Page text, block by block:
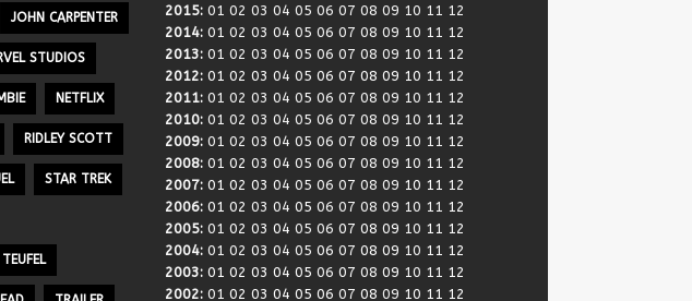
JOHN CARPENTER
STUDIOS
NETFLIX
RIDLEY SCOTT
STAR TREK
2015: 01 02 03 04 05 06 07 08 09 10 11 12
2014: 01 02 03 04 05 06 07 08 09 10 11 12
2013: 01 02 03 04 05 06 07 08 09 10 11 12
2012: 01 02 03 04 05 06 07 08 09 10 11 12
2011: 01 02 03 04 05 06 07 08 09 10 11 12
2010: 01 02 03 04 05 06 07 08 09 10 11 12
2009: 01 02 03 04 05 06 07 08 09 10 11 12
2008: 01 02 03 04 05 06 07 08 09 10 11 12
2007: 01 02 03 04 05 06 07 08 09 10 11 12
2006: 01 02 03 04 05 06 07 08 09 10 11 12
2005: 01 02 03 04 05 06 07 08 09 10 11 12
2004: 01 02 03 04 05 06 07 08 09 10 11 12
2003: 01 02 03 04 05 06 07 08 09 10 11 12
2002: 01 02 03 04 05 06 07 08 09 10 11 12